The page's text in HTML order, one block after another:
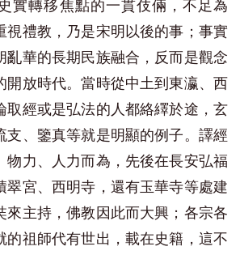
實轉移焦點的一貫伎倆，不足為
視禮教，乃是宋明以後的事；事實
亂華的長期民族融合，反而是觀念
開放時代。當時從中土到東瀛、西
取經或是弘法的人都絡繹於途，玄
支、鑒真等就是明顯的例子。譯經
物力、人力而為，先後在長安弘福
翠宮、西明寺，還有玉華寺等處建
來主持，佛教因此而大興；各宗各
的祖師代有世出，載在史籍，這不